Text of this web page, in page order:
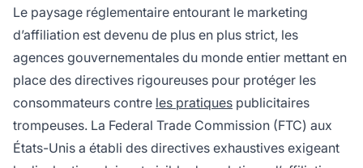
Le paysage réglementaire entourant le marketing
d’affiliation est devenu de plus en plus strict, les
agences gouvernementales du monde entier mettant en
place des directives rigoureuses pour protéger les
consommateurs contre les pratiques publicitaires
trompeuses. La Federal Trade Commission (FTC) aux
États-Unis a établi des directives exhaustives exigeant